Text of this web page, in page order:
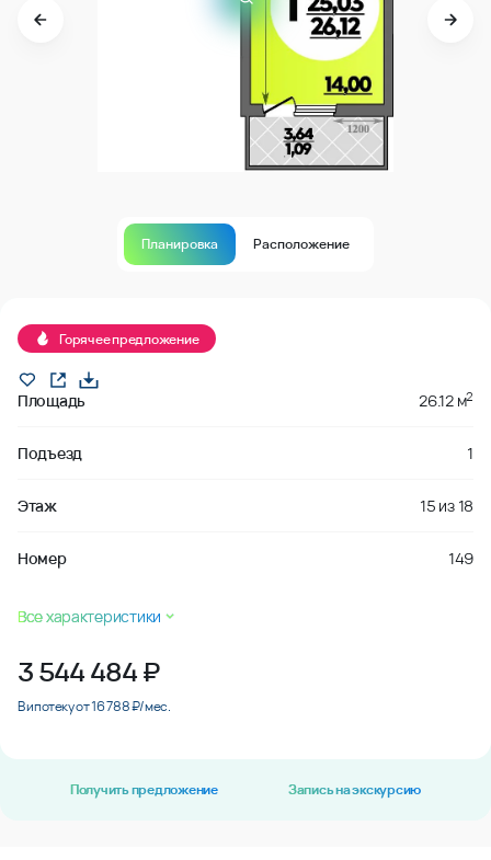
Планировка Расположение
Горячее предложение
Площадь 26.12 м2
Подъезд 1
Этаж 15 из18
Номер 149
Все характеристики
3 544 484₽
В ипотеку от 16 788 ₽/мес.
Получить предложение Запись на экскурсию